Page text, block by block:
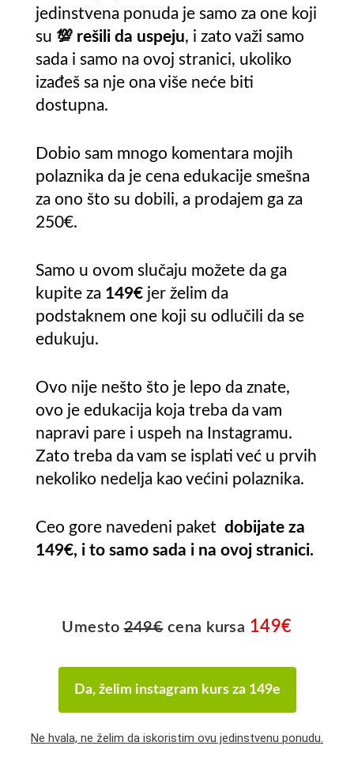
jedinstvena ponuda je samo za one koji
su 💯 rešili da uspeju, i zato važi samo
sada i samo na ovoj stranici, ukoliko
izađeš sa nje ona više neće biti
dostupna.
Dobio sam mnogo komentara mojih
polaznika da je cena edukacije smešna
za ono što su dobili, a prodajem ga za
250€.
Samo u ovom slučaju možete da ga
kupite za 149€ jer želim da
podstaknem one koji su odlučili da se
edukuju.
Ovo nije nešto što je lepo da znate,
ovo je edukacija koja treba da vam
napravi pare i uspeh na Instagramu.
Zato treba da vam se isplati već u prvih
nekoliko nedelja kao većini polaznika.
Ceo gore navedeni paket dobijate za
149€, i to samo sada i na ovoj stranici.
Umesto249€cena kursa 149€
Da, želim instagram kurs za 149e
Ne hvala, ne želim da iskoristim ovu jedinstvenu ponudu.